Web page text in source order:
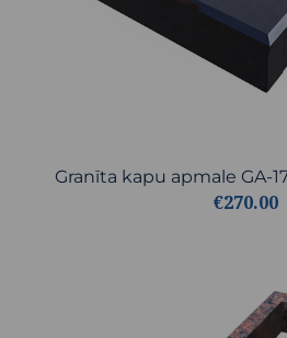
Granīta kapu apmale GA-
€270.00